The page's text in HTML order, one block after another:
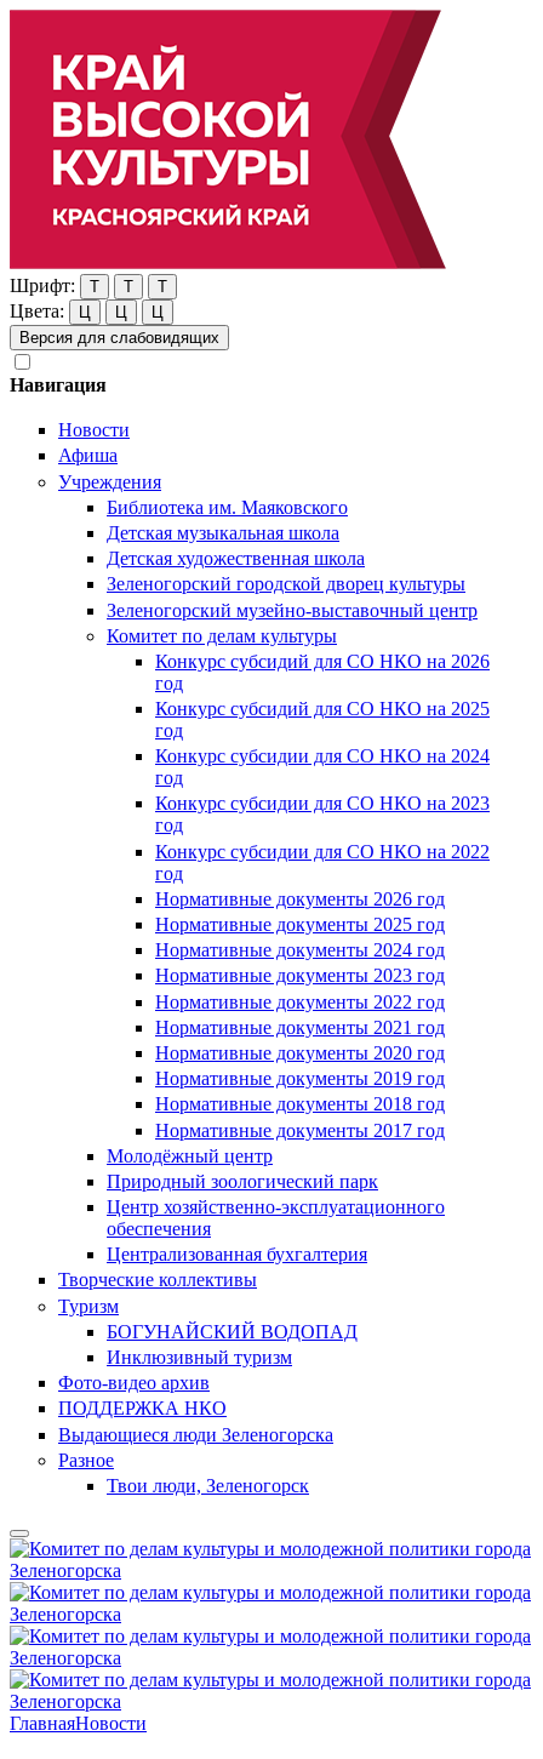
Шрифт: Т Т Т
Цвета: Ц Ц
Ц
Версия для слабовидящих
Навигация
Новости
Афиша
Учреждения
Библиотека им. Маяковского
Детская музыкальная школа
Детская художественная школа
Зеленогорский городской дворец культуры
Зеленогорский музейно-выставочный центр
Комитет по делам культуры
Конкурс субсидий для СО НКО на 2026
год
Конкурс субсидий для СО НКО на 2025
год
Конкурс субсидии для СО НКО на 2024
год
Конкурс субсидии для СО НКО на 2023
год
Конкурс субсидии для СО НКО на 2022
год
Нормативные документы 2026 год
Нормативные документы 2025 год
Нормативные документы 2024 год
Нормативные документы 2023 год
Нормативные документы 2022 год
Нормативные документы 2021 год
Нормативные документы 2020 год
Нормативные документы 2019 год
Нормативные документы 2018 год
Нормативные документы 2017 год
Молодёжный центр
Природный зоологический парк
Центр хозяйственно-эксплуатационного
обеспечения
Централизованная бухгалтерия
Творческие коллективы
Туризм
БОГУНАЙСКИЙ ВОДОПАД
Инклюзивный туризм
Фото-видео архив
ПОДДЕРЖКА НКО
Выдающиеся люди Зеленогорска
Разное
Твои люди, Зеленогорск
ГлавнаяНовости